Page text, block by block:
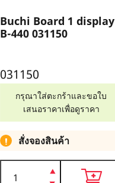
Buchi Board 1 display
B-440 031150
031150
กรุณาใส่ตะกร้าและขอใบ
เสนอราคาเพื่อดูราคา
สั่งจองสินค้า